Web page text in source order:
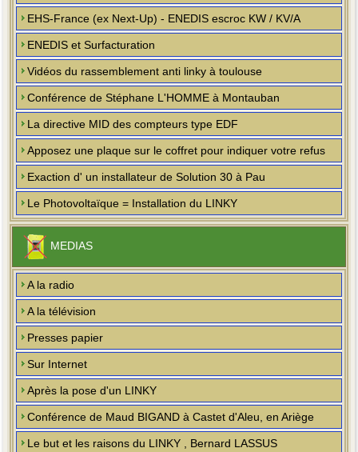
EHS-France (ex Next-Up) - ENEDIS escroc KW / KV/A
ENEDIS et Surfacturation
Vidéos du rassemblement anti linky à toulouse
Conférence de Stéphane L'HOMME à Montauban
La directive MID des compteurs type EDF
Apposez une plaque sur le coffret pour indiquer votre refus
Exaction d' un installateur de Solution 30 à Pau
Le Photovoltaïque = Installation du LINKY
MEDIAS
A la radio
A la télévision
Presses papier
Sur Internet
Après la pose d'un LINKY
Conférence de Maud BIGAND à Castet d'Aleu, en Ariège
Le but et les raisons du LINKY , Bernard LASSUS